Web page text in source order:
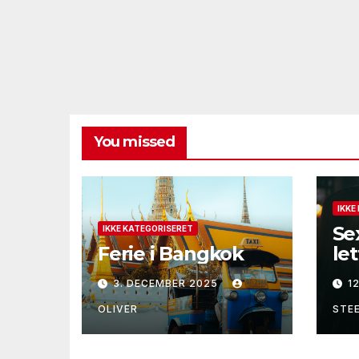
You missed
IKKE KATEGORISERET
Ferie i Bangkok
3. DECEMBER 2025
OLIVER
IKKE